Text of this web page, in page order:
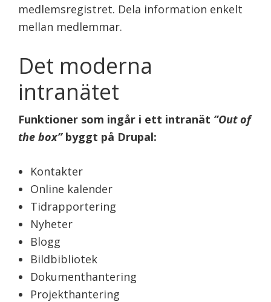
medlemsregistret. Dela information enkelt
mellan medlemmar.
Det moderna
intranätet
Funktioner som ingår i ett intranät ”Out of
the box”byggt på Drupal:
Kontakter
Online kalender
Tidrapportering
Nyheter
Blogg
Bildbibliotek
Dokumenthantering
Projekthantering